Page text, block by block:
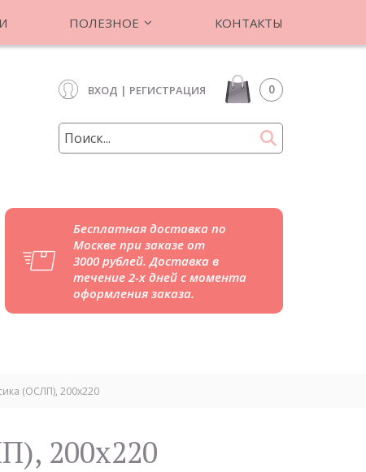
ПОЛЕЗНОЕ КОНТАКТЫ
ВХОД | РЕГИСТРАЦИЯ 0
Бесплатная доставка по
Москве при заказе от
3000 рублей. Доставка в
течение 2-х дней с момента
оформления заказа.
(ОСЛП), 200x220
200x220